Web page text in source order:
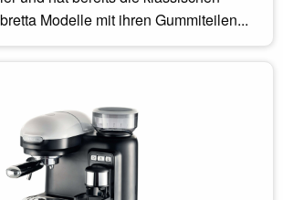
Modelle mit ihren Gummiteilen...